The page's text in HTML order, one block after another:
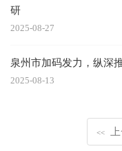
研
2025-08-27
泉州市加码发力，纵深
2025-08-13
<<